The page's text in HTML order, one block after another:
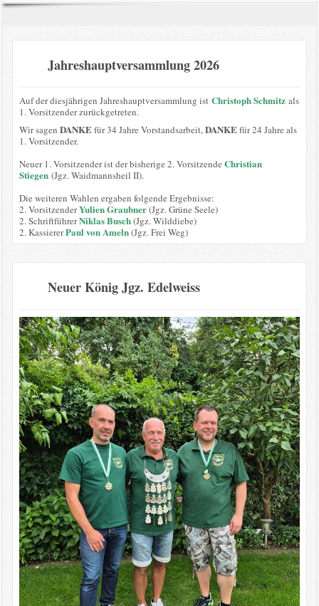
Jahreshauptversammlung 2026
Auf der diesjährigen Jahreshauptversammlung ist Christoph Schmitzals
1. Vorsitzender zurückgetreten.
Wir sagen DANKEfür 34 Jahre Vorstandsarbeit,DANKEfür 24 Jahre als
1. Vorsitzender.
Neuer 1. Vorsitzender ist der bisherige 2. Vorsitzende Christian
Stiegen (Jgz. Waidmannsheil II).
Die weiteren Wahlen ergaben folgende Ergebnisse:
2. VorsitzenderYulien Graubner(Jgz. Grüne Seele)
2. SchriftführerNiklas Busch(Jgz. Wilddiebe)
2. KassiererPaul von Ameln(Jgz. Frei Weg)
Neuer König Jgz. Edelweiss